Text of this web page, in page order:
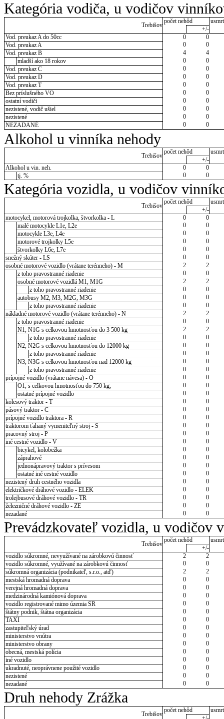
Kategória vodiča, u vodičov
Trebišov
počet nehôd
+/-
Vod. preukaz A do 50cc
0
0
Vod. preukaz A
0
0
Vod. preukaz B
4
4
mladší ako 18 rokov
0
0
Vod. preukaz C
0
0
Vod. preukaz D
0
0
Vod. preukaz T
0
0
Bez príslušného VO
0
0
ostatní vodiči
0
0
nezistené, vodič ušiel
0
0
nezistené
0
0
NEZADANÉ
0 0
Alkohol u vinníka nehody
Trebišov
počet nehôd
+/-
Alkohol u vin. neh.
0
0
tj. %
0 0
Kategória vozidla, u vodičov
Trebišov
počet nehôd
+/-
motocykel, motorová trojkolka, štvorkolka - L
0
0
malé motocykle L1e, L2e
0
0
motocykle L3e, L4e
0
0
motorové trojkolky L5e
0
0
štvorkolky L6e, L7e
0
0
snežný skúter - LS
0
0
osobné motorové vozidlo (vrátane terénneho) - M
2
2
z toho pravostranné riadenie
0
0
osobné motorové vozidlá M1, M1G
2
2
z toho pravostranné riadenie
0
0
autobusy M2, M3, M2G, M3G
0
0
z toho pravostranné riadenie
0
0
nákladné motorové vozidlo (vrátane terénneho) - N
2
2
z toho pravostranné riadenie
0
0
N1, N1G s celkovou hmotnosťou do 3 500 kg
2
2
z toho pravostranné riadenie
0
0
N2, N2G s celkovou hmotnosťou do 12000 kg
0
0
z toho pravostranné riadenie
0
0
N3, N3G s celkovou hmotnosťou nad 12000 kg
0
0
z toho pravostranné riadenie
0
0
prípojné vozidlo (vrátane návesa) - O
0
0
O1, s celkovou hmotnosťou do 750 kg,
0
0
ostatné prípojné vozidlo
0
0
kolesový traktor - T
0
0
pásový traktor - C
0
0
prípojné vozidlo traktora - R
0
0
traktorom ťahaný vymeniteľný stroj - S
0
0
pracovný stroj - P
0
0
iné cestné vozidlo - V
0
0
bicykel, kolobežka
0
0
záprahové
0
0
jednonápravový traktor s prívesom
0
0
ostatné iné cestné vozidlo
0
0
nezistený druh cestného vozidla
0
0
električkové dráhové vozidlo - ELEK
0
0
trolejbusové dráhové vozidlo - TR
0
0
železničné dráhové vozidlo - ZE
0
0
nezadané
0 0
Prevádzkovateľ vozidla, u vodičov
Trebišov
počet nehôd
+/-
vozidlo súkromné, nevyužívané na zárobkovú činnosť
2
2
vozidlo súkromné, využívané na zárobkovú činnosť
0
0
súkromná organizácia (podnikateľ, s.r.o., atď)
2
2
mestská hromadná doprava
0
0
verejná hromadná doprava
0
0
medzinárodná kamiónová doprava
0
0
vozidlo registrované mimo územia SR
0
0
štátny podnik, štátna organizácia
0
0
TAXI
0
0
zastupiteľský úrad
0
0
ministerstvo vnútra
0
0
ministerstvo obrany
0
0
obecná, mestská polícia
0
0
iné vozidlo
0
0
ukradnuté, neoprávnene použité vozidlo
0
0
nezistené
0
0
nezadané
0 0
Druh nehody Zrážka
Trebišov
počet nehôd